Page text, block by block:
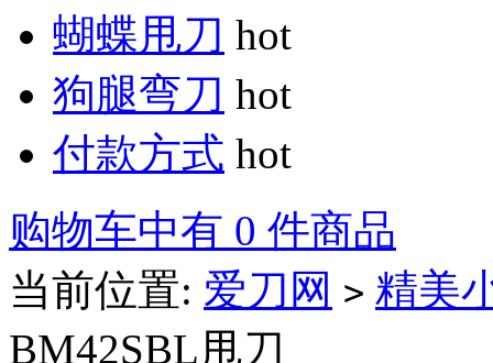
蝴蝶甩刀 hot
狗腿弯刀 hot
付款方式 hot
购物车中有 0 件商品
当前位置: 爱刀网 > 精美
BM42SBL甩刀